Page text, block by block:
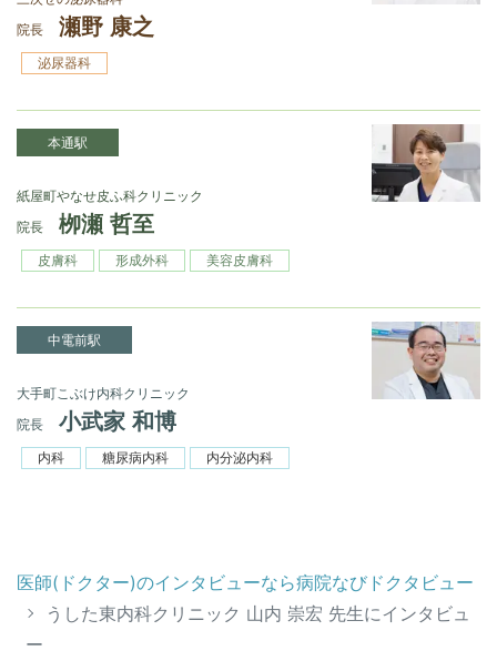
院長
瀬野 康之
泌尿器科
本通駅
紙屋町やなせ皮ふ科クリニック
院長
栁瀬 哲至
皮膚科 形成外科 美容皮膚科
中電前駅
大手町こぶけ内科クリニック
院長
小武家 和博
内科 糖尿病内科 内分泌内科
医師(ドクター)のインタビューなら病院なびドクタビュー
うした東内科クリニック 山内 崇宏 先生にインタビュ
ー